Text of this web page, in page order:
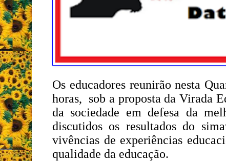
Os educadores reunirão nesta
horas, sob a proposta da Virada
da sociedade em defesa da
discutidos os resultados do
vivências de experiências
qualidade da educação.